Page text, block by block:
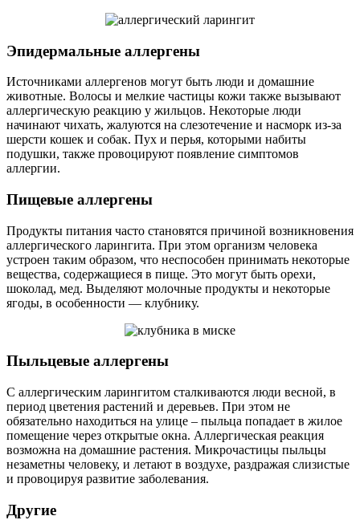
Эпидермальные аллергены
Источниками аллергенов могут быть люди и домашние
животные. Волосы и мелкие частицы кожи также вызывают
аллергическую реакцию у жильцов. Некоторые люди
начинают чихать, жалуются на слезотечение и насморк из-за
шерсти кошек и собак. Пух и перья, которыми набиты
подушки, также провоцируют появление симптомов
аллергии.
Пищевые аллергены
Продукты питания часто становятся причиной возникновения
аллергического ларингита. При этом организм человека
устроен таким образом, что неспособен принимать некоторые
вещества, содержащиеся в пище. Это могут быть орехи,
шоколад, мед. Выделяют молочные продукты и некоторые
ягоды, в особенности — клубнику.
Пыльцевые аллергены
С аллергическим ларингитом сталкиваются люди весной, в
период цветения растений и деревьев. При этом не
обязательно находиться на улице – пыльца попадает в жилое
помещение через открытые окна. Аллергическая реакция
возможна на домашние растения. Микрочастицы пыльцы
незаметны человеку, и летают в воздухе, раздражая слизистые
и провоцируя развитие заболевания.
Другие